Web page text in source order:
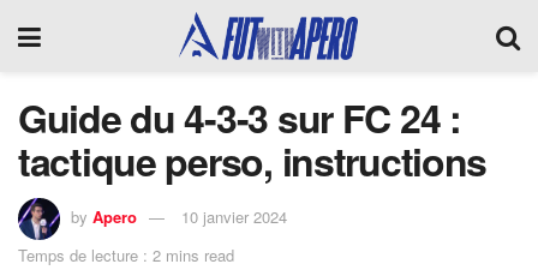
Guide du 4-3-3 sur FC 24 :
tactique perso, instructions
by Apero
10 janvier 2024
Temps de lecture : 2 mins read